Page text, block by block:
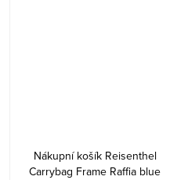
Nákupní košík Reisenthel
Carrybag Frame Raffia blue